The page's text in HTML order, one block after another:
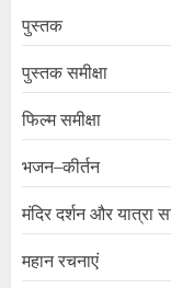
पुस्तक
पुस्तक समीक्षा
फिल्म समीक्षा
भजन–कीर्तन
मंदिर दर्शन और यात्रा
महान रचनाएं